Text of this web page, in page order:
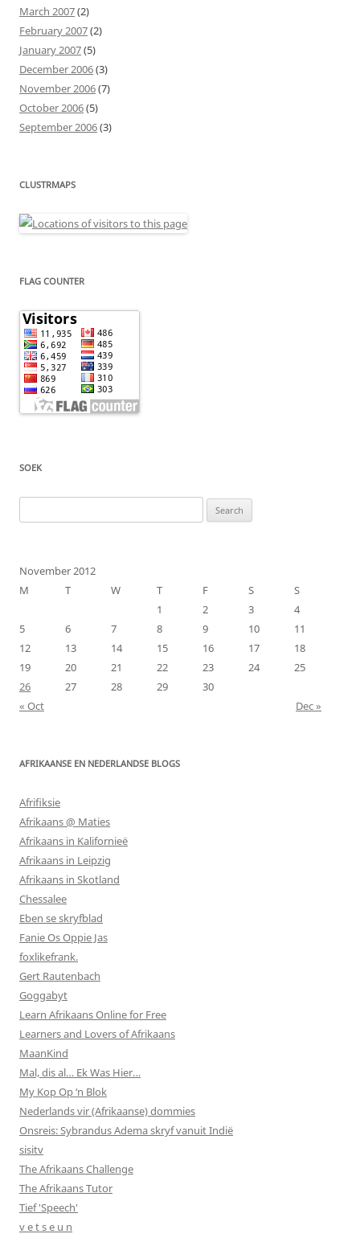
March 2007(2)
February 2007(2)
January 2007(5)
December 2006(3)
November 2006(7)
October 2006(5)
September 2006(3)
CLUSTRMAPS
FLAG COUNTER
SOEK
for:
November 2012
M
T W T F S
S
1
2 3
4
5
6 7 8 9 10
11
12
13 14 15 16 17
18
19
20 21 22 23 24
25
26
27 28 29
30
« Oct
Dec »
AFRIKAANSE EN NEDERLANDSE BLOGS
Afrifiksie
Afrikaans @ Maties
Afrikaans in Kalifornieë
Afrikaans in Leipzig
Afrikaans in Skotland
Chessalee
Eben se skryfblad
Fanie Os Oppie Jas
foxlikefrank.
Gert Rautenbach
Goggabyt
Learn Afrikaans Online for Free
Learners and Lovers of Afrikaans
MaanKind
Mal, dis al… Ek Was Hier…
My Kop Op ‘n Blok
Nederlands vir (Afrikaanse) dommies
Onsreis: Sybrandus Adema skryf vanuit Indië
sisitv
The Afrikaans Challenge
The Afrikaans Tutor
Tief 'Speech'
v e t s e u n